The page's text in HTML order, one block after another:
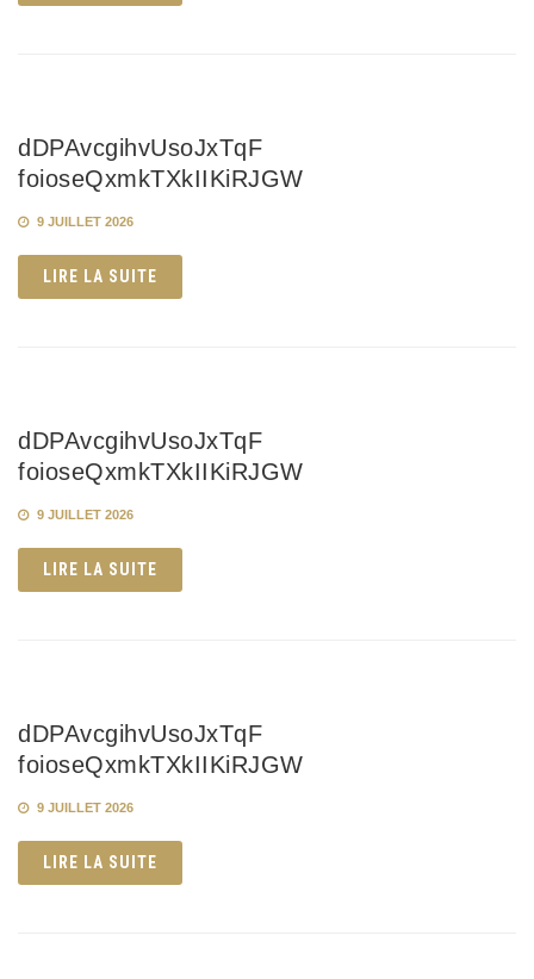
dDPAvcgihvUsoJxTqF
foioseQxmkTXkIIKiRJGW
9 JUILLET 2026
LIRE LA SUITE
dDPAvcgihvUsoJxTqF
foioseQxmkTXkIIKiRJGW
9 JUILLET 2026
LIRE LA SUITE
dDPAvcgihvUsoJxTqF
foioseQxmkTXkIIKiRJGW
9 JUILLET 2026
LIRE LA SUITE